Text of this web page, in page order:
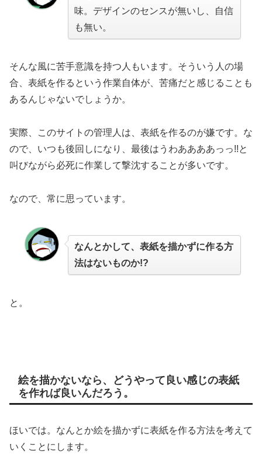
味。デザインのセンスが無いし、自信
も無い。
そんな風に苦手意識を持つ人もいます。そういう人の場
合、表紙を作るという作業自体が、苦痛だと感じることも
あるんじゃないでしょうか。
実際、このサイトの管理人は、表紙を作るのが嫌です。な
ので、いつも後回しになり、最後はうわああああっっ!!と
叫びながら必死に作業して撃沈することが多いです。
なので、常に思っています。
なんとかして、表紙を描かずに作る方
法はないものか!?
と。
絵を描かないなら、どうやって良い感じの表紙
を作れば良いんだろう。
ほいでは。なんとか絵を描かずに表紙を作る方法を考えて
いくことにします。